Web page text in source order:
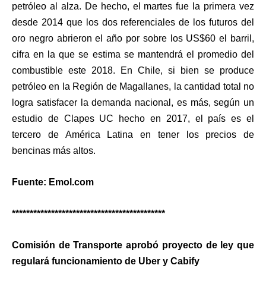
petróleo al alza. De hecho, el martes fue la primera vez
desde 2014 que los dos referenciales de los futuros del
oro negro abrieron el año por sobre los US$60 el barril,
cifra en la que se estima se mantendrá el promedio del
combustible este 2018. En Chile, si bien se produce
petróleo en la Región de Magallanes, la cantidad total no
logra satisfacer la demanda nacional, es más, según un
estudio de Clapes UC hecho en 2017, el país es el
tercero de América Latina en tener los precios de
bencinas más altos.
Fuente: Emol.com
*******************************************
Comisión de Transporte aprobó proyecto de ley que
regulará funcionamiento de Uber y Cabify